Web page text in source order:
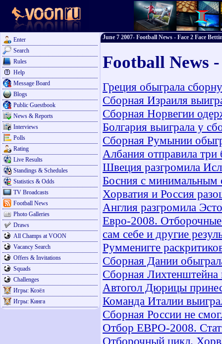
Enter
Search
Rules
Help
Message Board
Blogs
Public Guestbook
News & Reports
Interviews
Polls
Rating
Live Results
Standings & Schedules
Statistics & Odds
TV Broadcasts
Football News
Photo Galleries
Draws
All Champs at VOON
Vacancy Search
Offers & Invitations
Squads
Challenges
Игры: Козёл
Игры: Кинга
June 7 2007- Football News - Face 2 Face
Football News
Греция обыграла
Сборная Израиля
Сборная Норвегии
Болгария выиграла у
Сборная Румынии
Албания отправила
Швеция разгромила
Босния с минимальным
Хорватия и Россия
Англия разгромила
Евро-2008. Отборочные
сам себе и другие
Румменигге
Сборная Дании
Сборная Лихтенштейна
Автогол Дюрицы
Команда Италии
Сборная России не
Отбор ЕВРО-2008.
Отборочный цикл.